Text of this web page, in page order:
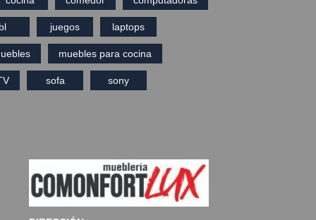
juegos laptops
muebles para cocina
sofa sony